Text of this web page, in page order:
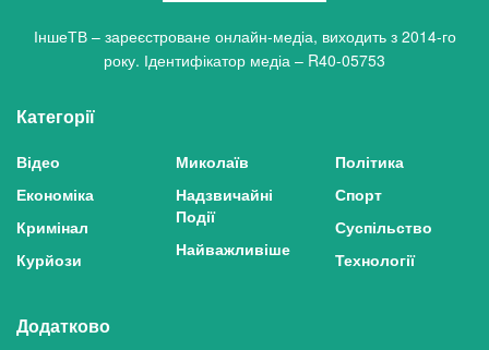
ІншеТВ – зареєстроване онлайн-медіа, виходить з 2014-го
року. Ідентифікатор медіа – R40-05753
Категорії
Відео
Економіка
Кримінал
Курйози
Миколаїв
Надзвичайні
Події
Найважливіше
Політика
Спорт
Суспільство
Технології
Додатково